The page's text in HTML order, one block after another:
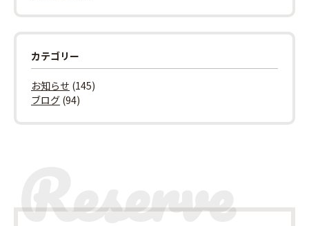
カテゴリー
お知らせ (145)
ブログ (94)